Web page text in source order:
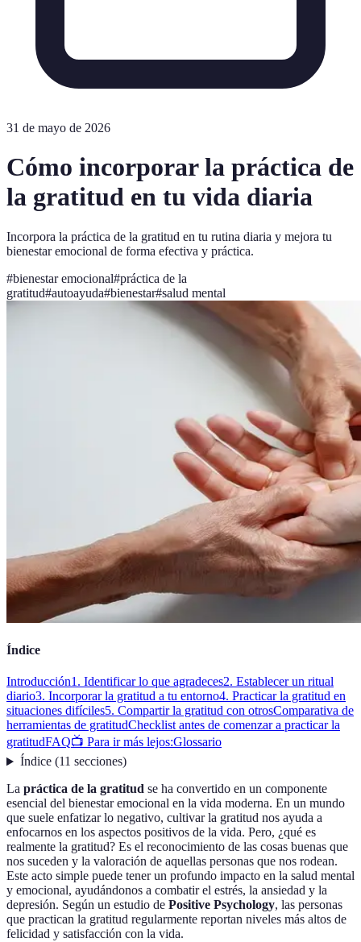
31 de mayo de 2026
Cómo incorporar la práctica de
la gratitud en tu vida diaria
Incorpora la práctica de la gratitud en tu rutina diaria y mejora tu
bienestar emocional de forma efectiva y práctica.
#bienestar emocional#práctica de la
gratitud#autoayuda#bienestar#salud mental
Índice
Introducción1. Identificar lo que agradeces2. Establecer un ritual
diario3. Incorporar la gratitud a tu entorno4. Practicar la gratitud en
situaciones difíciles5. Compartir la gratitud con otrosComparativa de
herramientas de gratitudChecklist antes de comenzar a practicar la
gratitudFAQ📺 Para ir más lejos:Glossario
Índice(11 secciones)
La práctica de la gratitud se ha convertido en un componente
esencial del bienestar emocional en la vida moderna. En un mundo
que suele enfatizar lo negativo, cultivar la gratitud nos ayuda a
enfocarnos en los aspectos positivos de la vida. Pero, ¿qué es
realmente la gratitud? Es el reconocimiento de las cosas buenas que
nos suceden y la valoración de aquellas personas que nos rodean.
Este acto simple puede tener un profundo impacto en la salud mental
y emocional, ayudándonos a combatir el estrés, la ansiedad y la
depresión. Según un estudio de Positive Psychology, las personas
que practican la gratitud regularmente reportan niveles más altos de
felicidad y satisfacción con la vida.